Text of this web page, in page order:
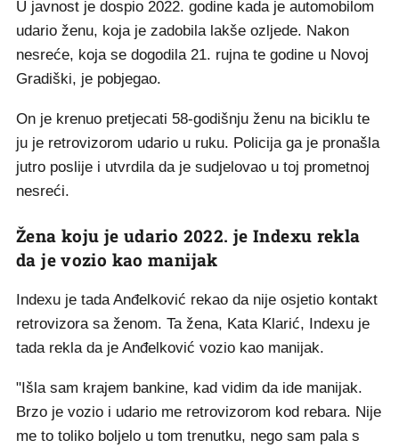
U javnost je dospio 2022. godine kada je automobilom
udario ženu, koja je zadobila lakše ozljede. Nakon
nesreće, koja se dogodila 21. rujna te godine u Novoj
Gradiški, je pobjegao.
On je krenuo pretjecati 58-godišnju ženu na biciklu te
ju je retrovizorom udario u ruku. Policija ga je pronašla
jutro poslije i utvrdila da je sudjelovao u toj prometnoj
nesreći.
Žena koju je udario 2022. je Indexu rekla
da je vozio kao manijak
Indexu je tada Anđelković rekao da nije osjetio kontakt
retrovizora sa ženom. Ta žena, Kata Klarić, Indexu je
tada rekla da je Anđelković vozio kao manijak.
"Išla sam krajem bankine, kad vidim da ide manijak.
Brzo je vozio i udario me retrovizorom kod rebara. Nije
me to toliko boljelo u tom trenutku, nego sam pala s